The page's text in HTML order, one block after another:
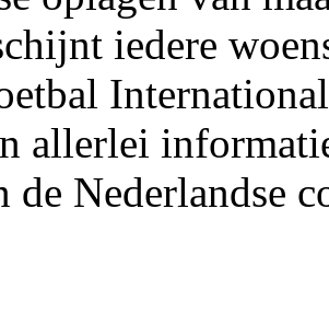
iedere
allerlei
de Nederlandse